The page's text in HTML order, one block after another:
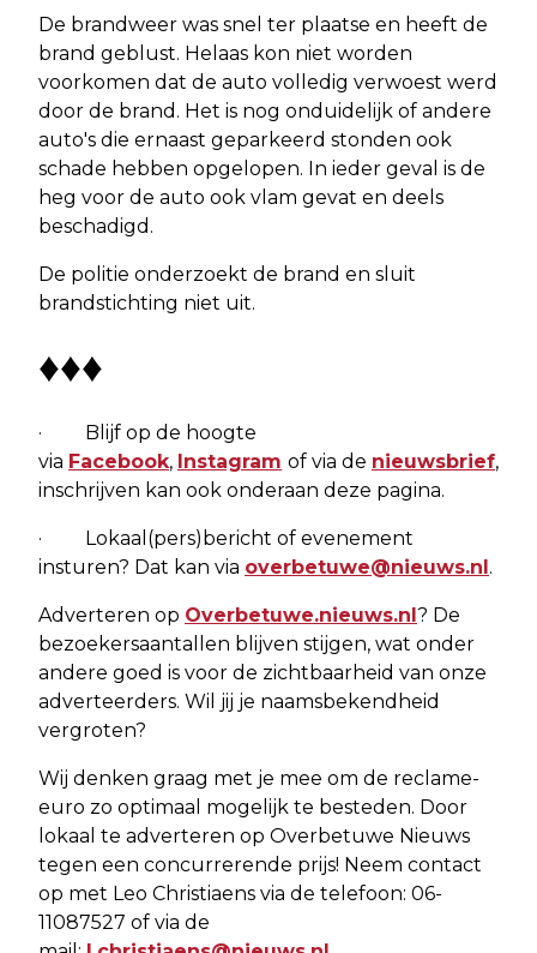
De brandweer was snel ter plaatse en heeft de
brand geblust. Helaas kon niet worden
voorkomen dat de auto volledig verwoest werd
door de brand. Het is nog onduidelijk of andere
auto's die ernaast geparkeerd stonden ook
schade hebben opgelopen. In ieder geval is de
heg voor de auto ook vlam gevat en deels
beschadigd.
De politie onderzoekt de brand en sluit
brandstichting niet uit.
♦♦♦
· Blijf op de hoogte
via Facebook, Instagram of via de nieuwsbrief,
inschrijven kan ook onderaan deze pagina.
· Lokaal(pers)bericht of evenement
insturen? Dat kan via overbetuwe@nieuws.nl .
Adverteren op Overbetuwe.nieuws.nl ? De
bezoekersaantallen blijven stijgen, wat onder
andere goed is voor de zichtbaarheid van onze
adverteerders. Wil jij je naamsbekendheid
vergroten?
Wij denken graag met je mee om de reclame-
euro zo optimaal mogelijk te besteden. Door
lokaal te adverteren op Overbetuwe Nieuws
tegen een concurrerende prijs! Neem contact
op met Leo Christiaens via de telefoon: 06-
11087527 of via de